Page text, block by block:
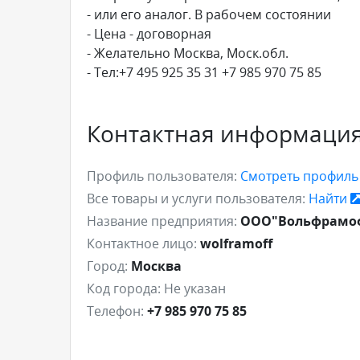
- или его аналог. В рабочем состоянии
- Цена - договорная
- Желательно Москва, Моск.обл.
- Тел:+7 495 925 35 31 +7 985 970 75 85
Контактная
Профиль пользователя: Смотреть профиль
Все товары и услуги пользователя: Найти
Название предприятия:
Контактное лицо: wolframoff
Город: Москва
Код города: Не указан
Телефон: +7 985 970 75 85